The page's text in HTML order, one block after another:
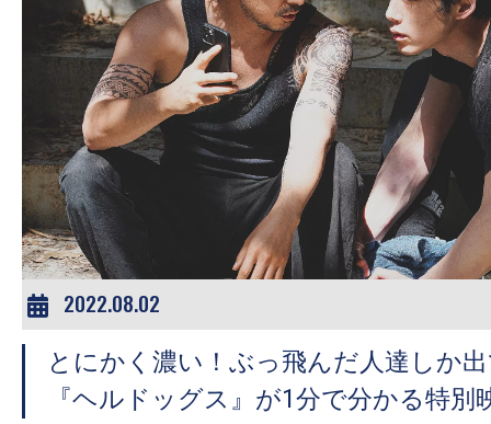
2022.08.02
とにかく濃い！ぶっ飛んだ人達しか
『ヘルドッグス』が1分で分かる特別